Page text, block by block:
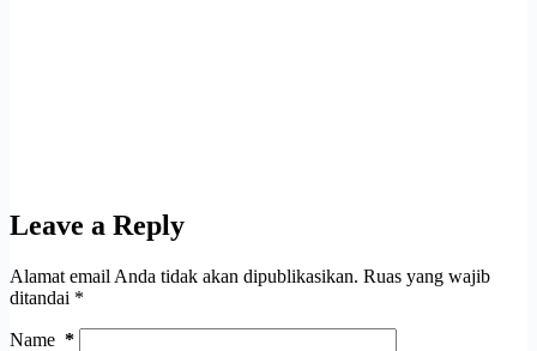
Leave a Reply
Alamat email Anda tidak akan dipublikasikan. Ruas yang wajib
ditandai *
Name *